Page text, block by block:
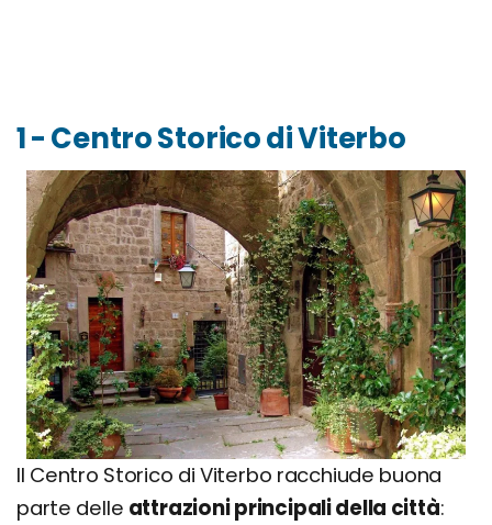
1 - Centro Storico di Viterbo
Il Centro Storico di Viterbo racchiude buona
parte delle attrazioni principali della città: